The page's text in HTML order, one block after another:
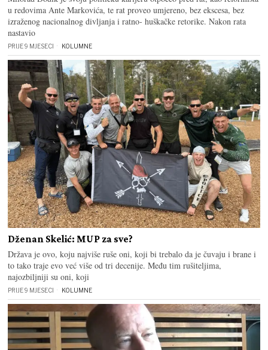
u redovima Ante Markovića, te rat proveo umjereno, bez ekscesa, bez
izraženog nacionalnog divljanja i ratno- huškačke retorike. Nakon rata
nastavio
PRIJE 9 MJESECI KOLUMNE
Dženan Skelić: MUP za sve?
Država je ovo, koju najviše ruše oni, koji bi trebalo da je čuvaju i brane i
to tako traje evo već više od tri decenije. Među tim rušiteljima,
najozbiljniji su oni, koji
PRIJE 9 MJESECI KOLUMNE